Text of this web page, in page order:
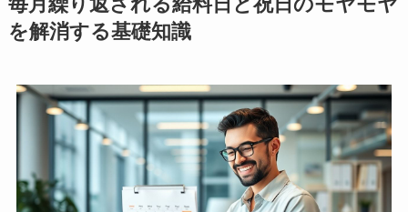
を解消する基礎知識